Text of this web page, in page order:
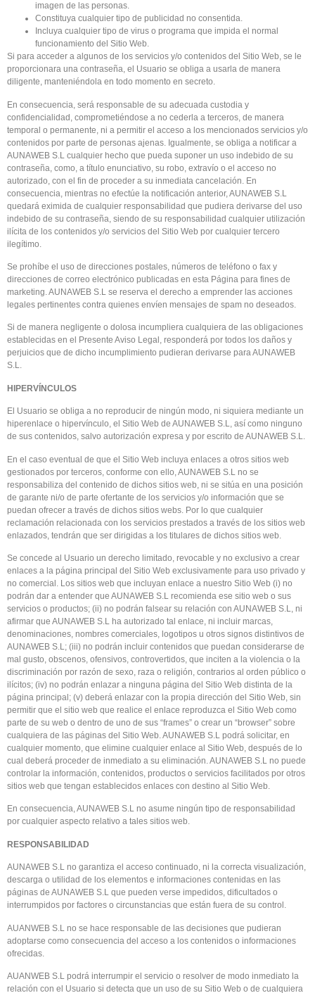
imagen de las personas.
Constituya cualquier tipo de publicidad no consentida.
Incluya cualquier tipo de virus o programa que impida el normal
funcionamiento del Sitio Web.
Si para acceder a algunos de los servicios y/o contenidos del Sitio Web, se le
proporcionara una contraseña, el Usuario se obliga a usarla de manera
diligente, manteniéndola en todo momento en secreto.
En consecuencia, será responsable de su adecuada custodia y
confidencialidad, comprometiéndose a no cederla a terceros, de manera
temporal o permanente, ni a permitir el acceso a los mencionados servicios y/o
contenidos por parte de personas ajenas. Igualmente, se obliga a notificar a
AUNAWEB S.L cualquier hecho que pueda suponer un uso indebido de su
contraseña, como, a título enunciativo, su robo, extravío o el acceso no
autorizado, con el fin de proceder a su inmediata cancelación. En
consecuencia, mientras no efectúe la notificación anterior, AUNAWEB S.L
quedará eximida de cualquier responsabilidad que pudiera derivarse del uso
indebido de su contraseña, siendo de su responsabilidad cualquier utilización
ilícita de los contenidos y/o servicios del Sitio Web por cualquier tercero
ilegítimo.
Se prohíbe el uso de direcciones postales, números de teléfono o fax y
direcciones de correo electrónico publicadas en esta Página para fines de
marketing. AUNAWEB S.L se reserva el derecho a emprender las acciones
legales pertinentes contra quienes envíen mensajes de spam no deseados.
Si de manera negligente o dolosa incumpliera cualquiera de las obligaciones
establecidas en el Presente Aviso Legal, responderá por todos los daños y
perjuicios que de dicho incumplimiento pudieran derivarse para AUNAWEB
S.L.
HIPERVÍNCULOS
El Usuario se obliga a no reproducir de ningún modo, ni siquiera mediante un
hiperenlace o hipervínculo, el Sitio Web de AUNAWEB S.L, así como ninguno
de sus contenidos, salvo autorización expresa y por escrito de AUNAWEB S.L.
En el caso eventual de que el Sitio Web incluya enlaces a otros sitios web
gestionados por terceros, conforme con ello, AUNAWEB S.L no se
responsabiliza del contenido de dichos sitios web, ni se sitúa en una posición
de garante ni/o de parte ofertante de los servicios y/o información que se
puedan ofrecer a través de dichos sitios webs. Por lo que cualquier
reclamación relacionada con los servicios prestados a través de los sitios web
enlazados, tendrán que ser dirigidas a los titulares de dichos sitios web.
Se concede al Usuario un derecho limitado, revocable y no exclusivo a crear
enlaces a la página principal del Sitio Web exclusivamente para uso privado y
no comercial. Los sitios web que incluyan enlace a nuestro Sitio Web (i) no
podrán dar a entender que AUNAWEB S.L recomienda ese sitio web o sus
servicios o productos; (ii) no podrán falsear su relación con AUNAWEB S.L, ni
afirmar que AUNAWEB S.L ha autorizado tal enlace, ni incluir marcas,
denominaciones, nombres comerciales, logotipos u otros signos distintivos de
AUNAWEB S.L; (iii) no podrán incluir contenidos que puedan considerarse de
mal gusto, obscenos, ofensivos, controvertidos, que inciten a la violencia o la
discriminación por razón de sexo, raza o religión, contrarios al orden público o
ilícitos; (iv) no podrán enlazar a ninguna página del Sitio Web distinta de la
página principal; (v) deberá enlazar con la propia dirección del Sitio Web, sin
permitir que el sitio web que realice el enlace reproduzca el Sitio Web como
parte de su web o dentro de uno de sus “frames” o crear un “browser” sobre
cualquiera de las páginas del Sitio Web. AUNAWEB S.L podrá solicitar, en
cualquier momento, que elimine cualquier enlace al Sitio Web, después de lo
cual deberá proceder de inmediato a su eliminación. AUNAWEB S.L no puede
controlar la información, contenidos, productos o servicios facilitados por otros
sitios web que tengan establecidos enlaces con destino al Sitio Web.
En consecuencia, AUNAWEB S.L no asume ningún tipo de responsabilidad
por cualquier aspecto relativo a tales sitios web.
RESPONSABILIDAD
AUNAWEB S.L no garantiza el acceso continuado, ni la correcta visualización,
descarga o utilidad de los elementos e informaciones contenidas en las
páginas de AUNAWEB S.L que pueden verse impedidos, dificultados o
interrumpidos por factores o circunstancias que están fuera de su control.
AUANWEB S.L no se hace responsable de las decisiones que pudieran
adoptarse como consecuencia del acceso a los contenidos o informaciones
ofrecidas.
AUANWEB S.L podrá interrumpir el servicio o resolver de modo inmediato la
relación con el Usuario si detecta que un uso de su Sitio Web o de cualquiera